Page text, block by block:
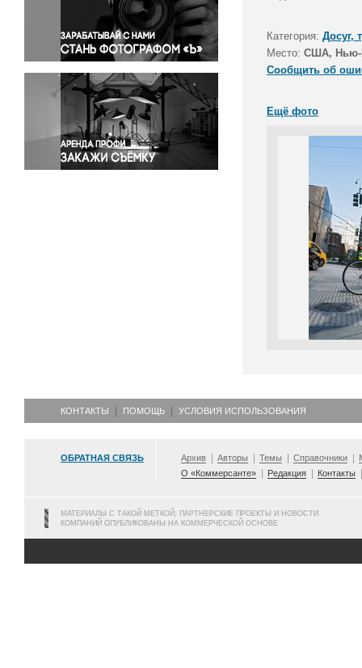
Правосудие
Происшествия и конфликты
Религия
Светская жизнь
Спорт
Экология
Экономика и бизнес
Категория: Досуг,
Место: США, Нью-
Сообщить об
Ещё фото
КОНТАКТЫ ПОМОЩЬ УСЛОВИЯ ИСПОЛЬЗОВАНИЯ
ОБРАТНАЯ СВЯЗЬ Архив Авторы Темы Справочники
О «Коммерсанте»
Редакция Контакты
МАТЕРИАЛЫ С ТАКОЙ МЕТКОЙ, ПАРТНЕРСКИЕ ПРОЕКТЫ И НОВОСТИ
КОМПАНИЙ ОПУБЛИКОВАНЫ НА КОММЕРЧЕСКОЙ ОСНОВЕ